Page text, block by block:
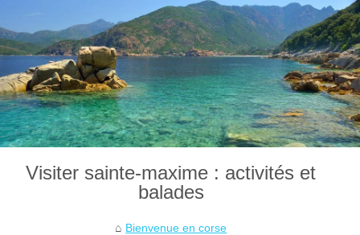
Visiter sainte-maxime : activités et
balades
Bienvenue en corse